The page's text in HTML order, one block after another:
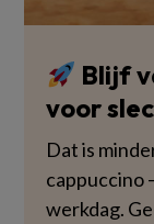
Blijf
voor
Dat is
cappuccino
werkdag.